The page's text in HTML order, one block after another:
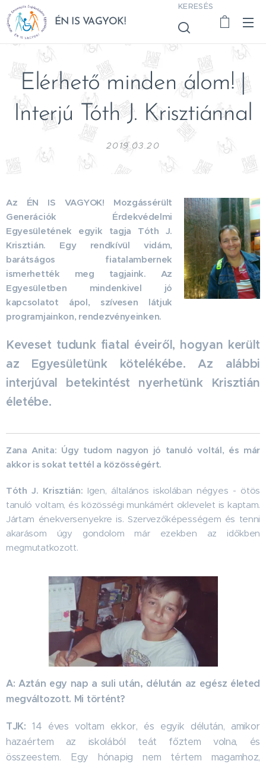
ÉN IS VAGYOK!
KERESÉS
Elérhető minden álom! |
Interjú Tóth J. Krisztiánnal
2019.03.20
Az ÉN IS VAGYOK! Mozgássérült
Generációk Érdekvédelmi
Egyesületének egyik tagja Tóth J.
Krisztián. Egy rendkívül vidám,
barátságos fiatalambernek
ismerhették meg tagjaink. Az
Egyesületben mindenkivel jó
kapcsolatot ápol, szívesen látjuk
programjainkon, rendezvényeinken.
Keveset tudunk fiatal éveiről, hogyan került
az Egyesületünk kötelékébe. Az alábbi
interjúval betekintést nyerhetünk Krisztián
életébe.
Zana Anita: Úgy tudom nagyon jó tanuló voltál, és már
akkor is sokat tettél a közösségért.
Tóth J. Krisztián: Igen, általános iskolában négyes - ötös
tanuló voltam, és közösségi munkámért oklevelet is kaptam.
Jártam énekversenyekre is. Szervezőképességem és tenni
akarásom úgy gondolom már ezekben az időkben
megmutatkozott.
A: Aztán egy nap a suli után, délután az egész életed
megváltozott. Mi történt?
TJK:14 éves voltam ekkor, és egyik délután, amikor
hazaértem az iskolából teát főztem volna, és
összeestem. Egy hónapig nem tértem magamhoz,